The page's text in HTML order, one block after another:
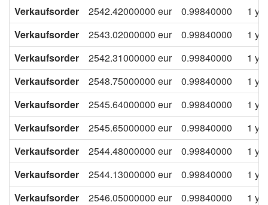
Verkaufsorder
2542.42000000 eur 0.99840000
1
Verkaufsorder
2543.02000000 eur 0.99840000
1
Verkaufsorder
2542.31000000 eur 0.99840000
1
Verkaufsorder
2548.75000000 eur 0.99840000
1
Verkaufsorder
2545.64000000 eur 0.99840000
1
Verkaufsorder
2545.65000000 eur 0.99840000
1
Verkaufsorder
2544.48000000 eur 0.99840000
1
Verkaufsorder
2544.13000000 eur 0.99840000
1
Verkaufsorder
2546.05000000 eur 0.99840000
1